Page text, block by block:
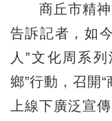
商丘市精神
告訴記者，如
人”文化周系
鄉”行動，召開
上線下廣泛宣